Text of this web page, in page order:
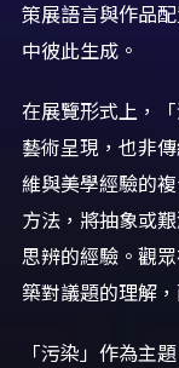
策展語言與作品
中彼此生成。
在展覽形式上，
藝術呈現，也非
維與美學經驗的
方法，將抽象或
思辨的經驗。觀
築對議題的理解
「污染」作為主